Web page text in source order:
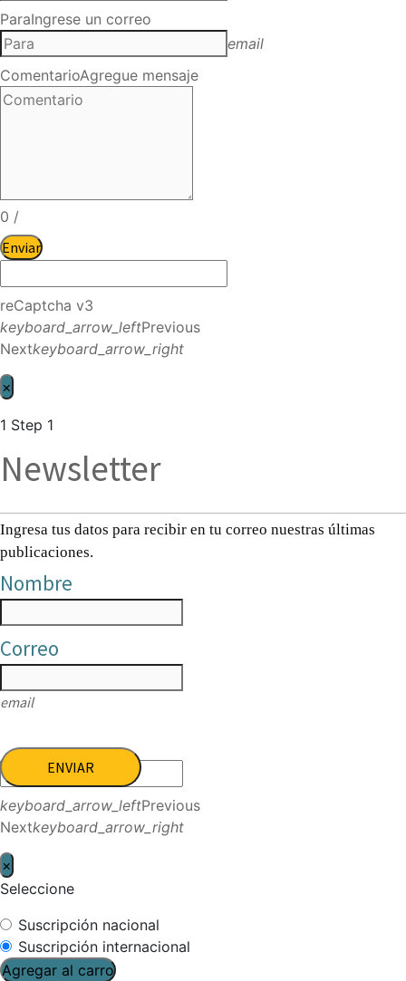
ParaIngrese un correo
email
ComentarioAgregue mensaje
0 /
Enviar
reCaptcha v3
keyboard_arrow_leftPrevious
Nextkeyboard_arrow_right
×
1 Step 1
Newsletter
Ingresa tus datos para recibir en tu correo nuestras últimas
publicaciones.
Nombre
Correo
email
ENVIAR
keyboard_arrow_leftPrevious
Nextkeyboard_arrow_right
×
Seleccione
Suscripción nacional
Suscripción internacional
Agregar al carro